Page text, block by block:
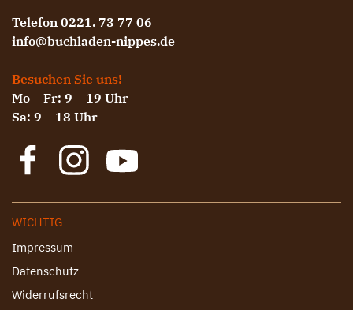
Telefon 0221. 73 77 06
info@buchladen-nippes.de
Besuchen Sie uns!
Mo – Fr: 9 – 19 Uhr
Sa: 9 – 18 Uhr
WICHTIG
Impressum
Datenschutz
Widerrufsrecht